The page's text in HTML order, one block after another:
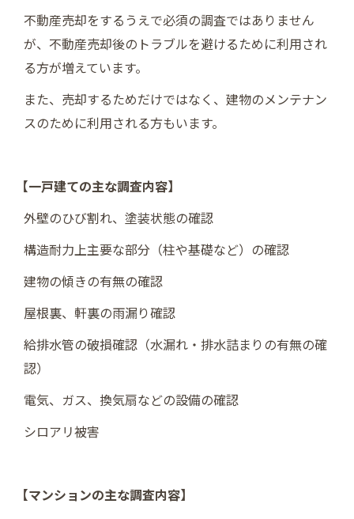
不動産売却をするうえで必須の調査ではありません
が、不動産売却後のトラブルを避けるために利用され
る方が増えています。
また、売却するためだけではなく、建物のメンテナン
スのために利用される方もいます。
【一戸建ての主な調査内容】
外壁のひび割れ、塗装状態の確認
構造耐力上主要な部分（柱や基礎など）の確認
建物の傾きの有無の確認
屋根裏、軒裏の雨漏り確認
給排水管の破損確認（水漏れ・排水詰まりの有無の確
認）
電気、ガス、換気扇などの設備の確認
シロアリ被害
【マンションの主な調査内容】